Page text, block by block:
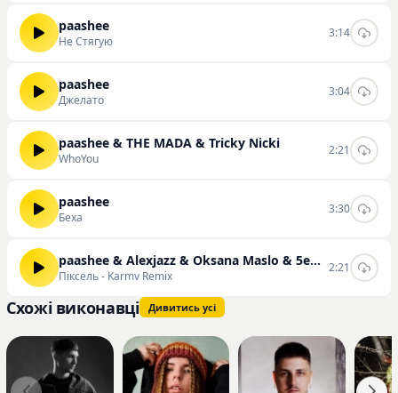
paashee
Не Стягую
3:14
paashee
Джелато
3:04
paashee & THE MADA & Tricky Nicki
WhoYou
2:21
paashee
Беха
3:30
paashee & Alexjazz & Oksana Maslo & 5entave & karmv
Піксель - Karmv Remix
2:21
Схожі виконавці Дивитись усі